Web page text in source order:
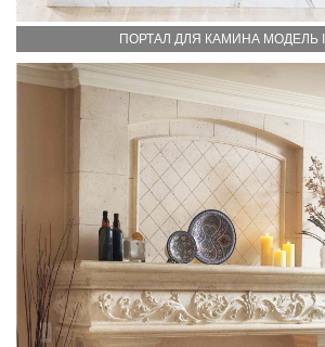
ПОРТАЛ ДЛЯ КАМИНА МОДЕЛЬ